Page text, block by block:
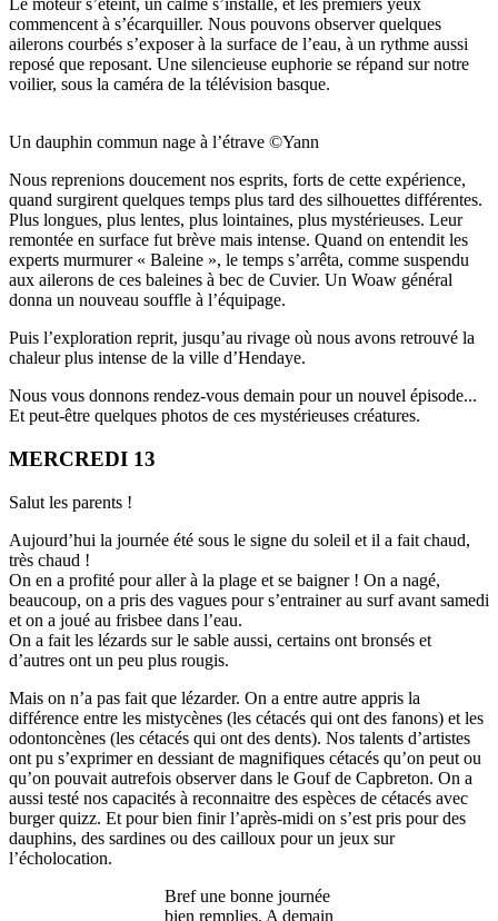
Le moteur s’éteint, un calme s’installe, et les premiers yeux
commencent à s’écarquiller. Nous pouvons observer quelques
ailerons courbés s’exposer à la surface de l’eau, à un rythme aussi
reposé que reposant. Une silencieuse euphorie se répand sur notre
voilier, sous la caméra de la télévision basque.
Un dauphin commun nage à l’étrave ©Yann
Nous reprenions doucement nos esprits, forts de cette expérience,
quand surgirent quelques temps plus tard des silhouettes différentes.
Plus longues, plus lentes, plus lointaines, plus mystérieuses. Leur
remontée en surface fut brève mais intense. Quand on entendit les
experts murmurer « Baleine », le temps s’arrêta, comme suspendu
aux ailerons de ces baleines à bec de Cuvier. Un Woaw général
donna un nouveau souffle à l’équipage.
Puis l’exploration reprit, jusqu’au rivage où nous avons retrouvé la
chaleur plus intense de la ville d’Hendaye.
Nous vous donnons rendez-vous demain pour un nouvel épisode...
Et peut-être quelques photos de ces mystérieuses créatures.
MERCREDI 13
Salut les parents !
Aujourd’hui la journée été sous le signe du soleil et il a fait chaud,
très chaud !
On en a profité pour aller à la plage et se baigner ! On a nagé,
beaucoup, on a pris des vagues pour s’entrainer au surf avant samedi
et on a joué au frisbee dans l’eau.
On a fait les lézards sur le sable aussi, certains ont bronsés et
d’autres ont un peu plus rougis.
Mais on n’a pas fait que lézarder. On a entre autre appris la
différence entre les mistycènes (les cétacés qui ont des fanons) et les
odontoncènes (les cétacés qui ont des dents). Nos talents d’artistes
ont pu s’exprimer en dessiant de magnifiques cétacés qu’on peut ou
qu’on pouvait autrefois observer dans le Gouf de Capbreton. On a
aussi testé nos capacités à reconnaitre des espèces de cétacés avec
burger quizz. Et pour bien finir l’après-midi on s’est pris pour des
dauphins, des sardines ou des cailloux pour un jeux sur
l’écholocation.
Bref une bonne journée
bien remplies. A demain